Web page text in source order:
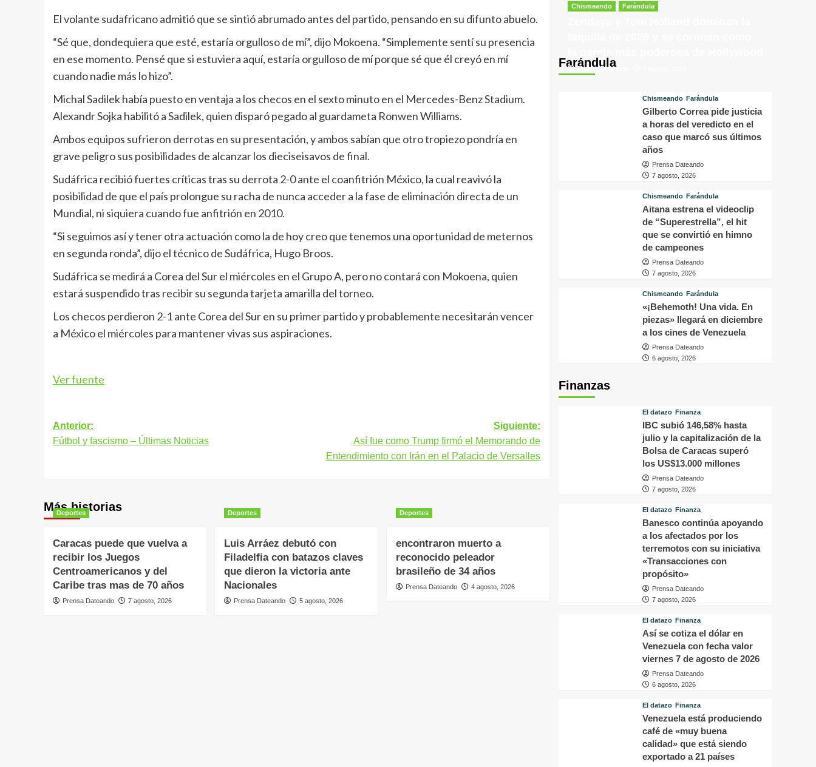
El volante sudafricano admitió que se sintió abrumado antes del partido, pensando en su difunto abuelo.
“Sé que, dondequiera que esté, estaría orgulloso de mí”, dijo Mokoena. “Simplemente sentí su presencia
en ese momento. Pensé que si estuviera aquí, estaría orgulloso de mí porque sé que él creyó en mí
cuando nadie más lo hizo”.
Michal Sadilek había puesto en ventaja a los checos en el sexto minuto en el Mercedes-Benz Stadium.
Alexandr Sojka habilitó a Sadilek, quien disparó pegado al guardameta Ronwen Williams.
Ambos equipos sufrieron derrotas en su presentación, y ambos sabían que otro tropiezo pondría en
grave peligro sus posibilidades de alcanzar los dieciseisavos de final.
Sudáfrica recibió fuertes críticas tras su derrota 2-0 ante el coanfitrión México, la cual reavivó la
posibilidad de que el país prolongue su racha de nunca acceder a la fase de eliminación directa de un
Mundial, ni siquiera cuando fue anfitrión en 2010.
“Si seguimos así y tener otra actuación como la de hoy creo que tenemos una oportunidad de meternos
en segunda ronda”, dijo el técnico de Sudáfrica, Hugo Broos.
Sudáfrica se medirá a Corea del Sur el miércoles en el Grupo A, pero no contará con Mokoena, quien
estará suspendido tras recibir su segunda tarjeta amarilla del torneo.
Los checos perdieron 2-1 ante Corea del Sur en su primer partido y probablemente necesitarán vencer
a México el miércoles para mantener vivas sus aspiraciones.
Ver fuente
Navegación
de
Anterior:
Fútbol y fascismo – Últimas Noticias
Siguiente:
Así fue como Trump firmó el Memorando de
Entendimiento con Irán en el Palacio de Versalles
Más historias
Deportes
Caracas puede que vuelva a
recibir los Juegos
Centroamericanos y del
Caribe tras mas de 70 años
Prensa Dateando 7 agosto, 2026
Deportes
Luis Arráez debutó con
Filadelfia con batazos claves
que dieron la victoria ante
Nacionales
Prensa Dateando 5 agosto, 2026
Deportes
encontraron muerto a
reconocido peleador
brasileño de 34 años
Prensa Dateando 4 agosto, 2026
detalles
su
estilo
tras
tribunal
Farándula
Chismeando Farándula
Prensa Dateando
Chismeando Farándula
Gilberto Correa pide justicia
a horas del veredicto en el
caso que marcó sus últimos
años
Prensa Dateando
7 agosto, 2026
Chismeando Farándula
Aitana estrena el videoclip
de “Superestrella”, el hit
que se convirtió en himno
de campeones
Prensa Dateando
7 agosto, 2026
Chismeando Farándula
«¡Behemoth! Una vida. En
piezas» llegará en diciembre
a los cines de Venezuela
Prensa Dateando
6 agosto, 2026
Finanzas
El datazo Finanza
IBC subió 146,58% hasta
julio y la capitalización de la
Bolsa de Caracas superó
los US$13.000 millones
Prensa Dateando
7 agosto, 2026
El datazo Finanza
Banesco continúa apoyando
a los afectados por los
terremotos con su iniciativa
«Transacciones con
propósito»
Prensa Dateando
7 agosto, 2026
El datazo Finanza
Así se cotiza el dólar en
Venezuela con fecha valor
viernes 7 de agosto de 2026
Prensa Dateando
6 agosto, 2026
El datazo Finanza
Venezuela está produciendo
café de «muy buena
calidad» que está siendo
exportado a 21 países